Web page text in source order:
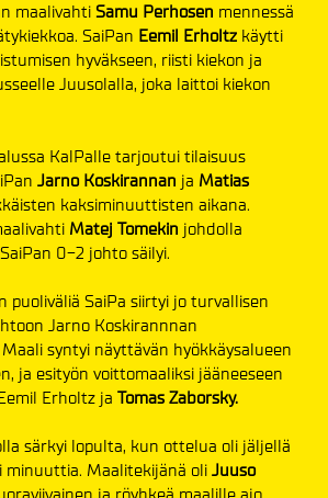
maalivahti Samu Perhosen mennessä
SaiPan Eemil Erholtz käytti
hyväkseen, riisti kiekon ja
Juusolalla, joka laittoi kiekon
KalPalle tarjoutui tilaisuus
Jarno Koskirannan ja Matias
kaksiminuuttisten aikana.
Matej Tomekin johdolla
0-2 johto säilyi.
puoliväliä SaiPa siirtyi jo turvallisen
Jarno Koskirannnan
syntyi näyttävän hyökkäysalueen
ja esityön voittomaaliksi jääneeseen
Erholtz ja Tomas Zaborsky.
särkyi lopulta, kun ottelua oli jäljellä
minuuttia. Maalitekijänä oli Juuso